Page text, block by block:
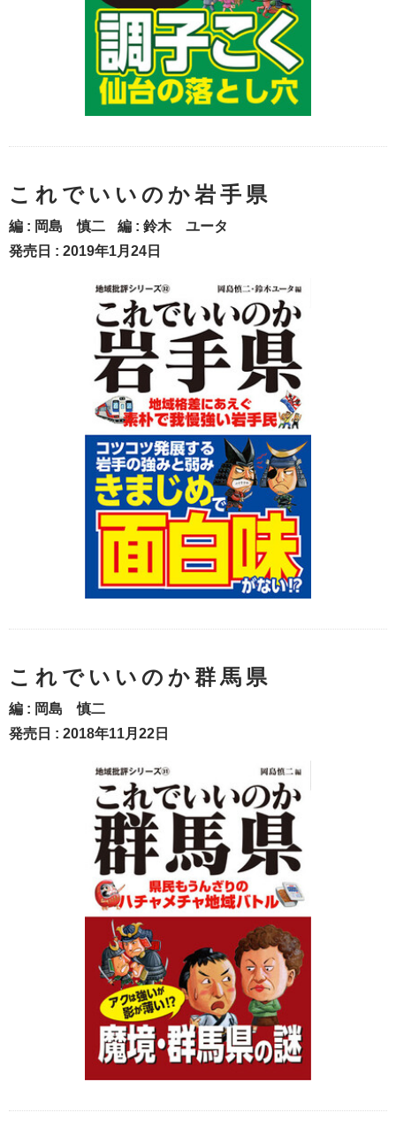
これでいいのか岩手県
編 : 岡島 慎二 編 : 鈴木 ユータ
発売日 : 2019年1月24日
これでいいのか群馬県
編 : 岡島 慎二
発売日 : 2018年11月22日